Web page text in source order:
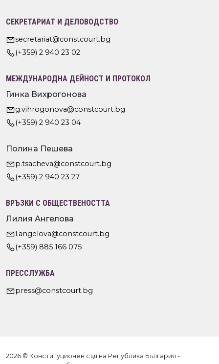
СЕКРЕТАРИАТ И ДЕЛОВОДСТВО
secretariat@constcourt.bg
(+359) 2 940 23 02
МЕЖДУНАРОДНА ДЕЙНОСТ И ПРОТОКОЛ
Гинка Вихрогонова
g.vihrogonova@constcourt.bg
(+359) 2 940 23 04
Полина Пешева
p.tsacheva@constcourt.bg
(+359) 2 940 23 27
ВРЪЗКИ С ОБЩЕСТВЕНОСТТА
Лилия Ангелова
l.angelova@constcourt.bg
(+359) 885 166 075
ПРЕССЛУЖБА
press@constcourt.bg
2026 © Конституционен съд на Република България -